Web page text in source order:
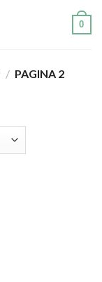
0
/ PAGINA 2